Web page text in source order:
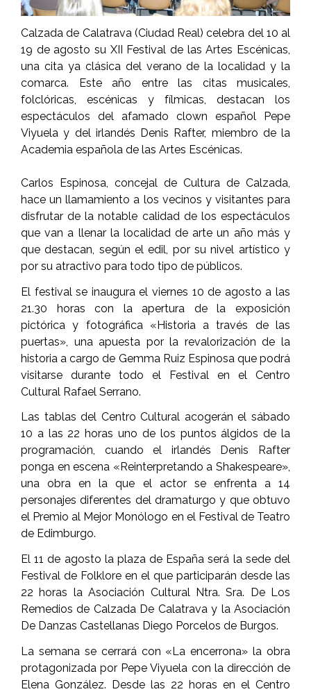
Calzada de Calatrava (Ciudad Real) celebra del 10 al
19 de agosto su XII Festival de las Artes Escénicas,
una cita ya clásica del verano de la localidad y la
comarca. Este año entre las citas musicales,
folclóricas, escénicas y fílmicas, destacan los
espectáculos del afamado clown español Pepe
Viyuela y del irlandés Denis Rafter, miembro de la
Academia española de las Artes Escénicas.
Carlos Espinosa, concejal de Cultura de Calzada,
hace un llamamiento a los vecinos y visitantes para
disfrutar de la notable calidad de los espectáculos
que van a llenar la localidad de arte un año más y
que destacan, según el edil, por su nivel artístico y
por su atractivo para todo tipo de públicos.
El festival se inaugura el viernes 10 de agosto a las
21.30 horas con la apertura de la exposición
pictórica y fotográfica «Historia a través de las
puertas», una apuesta por la revalorización de la
historia a cargo de Gemma Ruiz Espinosa que podrá
visitarse durante todo el Festival en el Centro
Cultural Rafael Serrano.
Las tablas del Centro Cultural acogerán el sábado
10 a las 22 horas uno de los puntos álgidos de la
programación, cuando el irlandés Denis Rafter
ponga en escena «Reinterpretando a Shakespeare»,
una obra en la que el actor se enfrenta a 14
personajes diferentes del dramaturgo y que obtuvo
el Premio al Mejor Monólogo en el Festival de Teatro
de Edimburgo.
El 11 de agosto la plaza de España será la sede del
Festival de Folklore en el que participarán desde las
22 horas la Asociación Cultural Ntra. Sra. De Los
Remedios de Calzada De Calatrava y la Asociación
De Danzas Castellanas Diego Porcelos de Burgos.
La semana se cerrará con «La encerrona» la obra
protagonizada por Pepe Viyuela con la dirección de
Elena González. Desde las 22 horas en el Centro